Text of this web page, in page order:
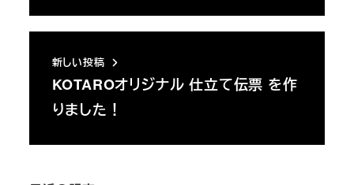
新しい投稿
KOTAROオリジナル 仕立て伝票 を作
りました！